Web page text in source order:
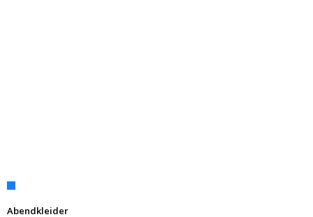
Abendkleider